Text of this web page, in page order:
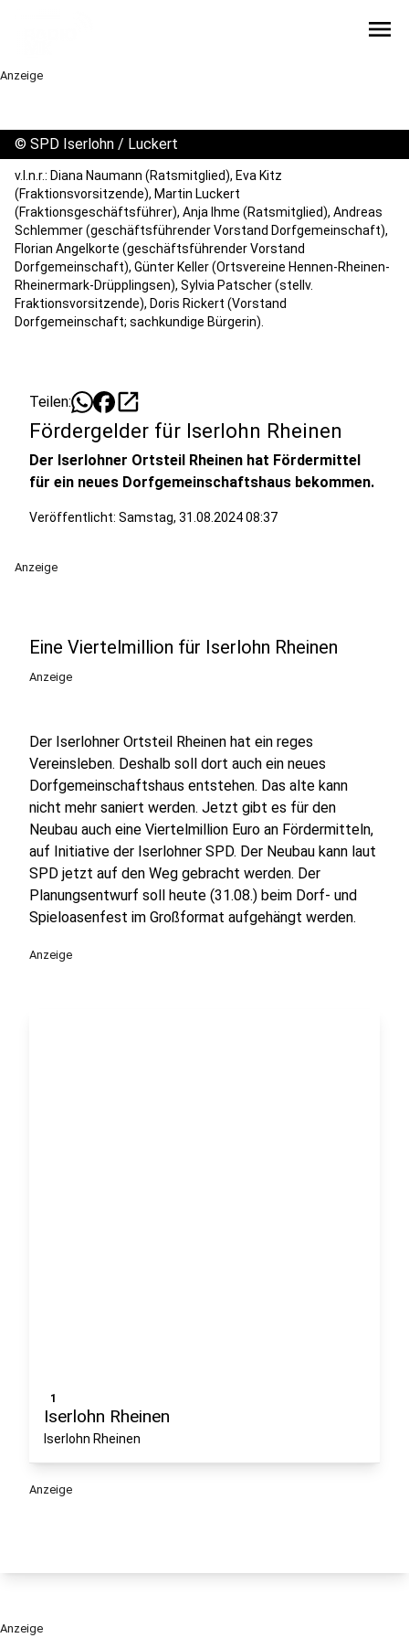
menu
Anzeige
© SPD Iserlohn / Luckert
v.l.n.r.: Diana Naumann (Ratsmitglied), Eva Kitz
(Fraktionsvorsitzende), Martin Luckert
(Fraktionsgeschäftsführer), Anja Ihme (Ratsmitglied), Andreas
Schlemmer (geschäftsführender Vorstand Dorfgemeinschaft),
Florian Angelkorte (geschäftsführender Vorstand
Dorfgemeinschaft), Günter Keller (Ortsvereine Hennen-Rheinen-
Rheinermark-Drüpplingsen), Sylvia Patscher (stellv.
Fraktionsvorsitzende), Doris Rickert (Vorstand
Dorfgemeinschaft; sachkundige Bürgerin).
Teilen: open_in_new
Fördergelder für Iserlohn Rheinen
Der Iserlohner Ortsteil Rheinen hat Fördermittel
für ein neues Dorfgemeinschaftshaus bekommen.
Veröffentlicht: Samstag, 31.08.2024 08:37
Anzeige
Eine Viertelmillion für Iserlohn Rheinen
Anzeige
Der Iserlohner Ortsteil Rheinen hat ein reges
Vereinsleben. Deshalb soll dort auch ein neues
Dorfgemeinschaftshaus entstehen. Das alte kann
nicht mehr saniert werden. Jetzt gibt es für den
Neubau auch eine Viertelmillion Euro an Fördermitteln,
auf Initiative der Iserlohner SPD. Der Neubau kann laut
SPD jetzt auf den Weg gebracht werden. Der
Planungsentwurf soll heute (31.08.) beim Dorf- und
Spieloasenfest im Großformat aufgehängt werden.
Anzeige
1
Iserlohn Rheinen
Iserlohn Rheinen
Anzeige
Anzeige